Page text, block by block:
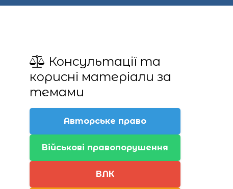
Консультації та
корисні матеріали за
темами
Авторське право
Військові правопорушення
ВЛК